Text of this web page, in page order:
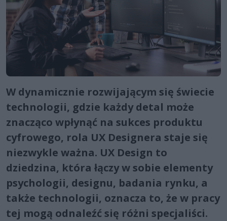
W dynamicznie rozwijającym się świecie
technologii, gdzie każdy detal może
znacząco wpłynąć na sukces produktu
cyfrowego, rola UX Designera staje się
niezwykle ważna. UX Design to
dziedzina, która łączy w sobie elementy
psychologii, designu, badania rynku, a
także technologii, oznacza to, że w pracy
tej mogą odnaleźć się różni specjaliści.